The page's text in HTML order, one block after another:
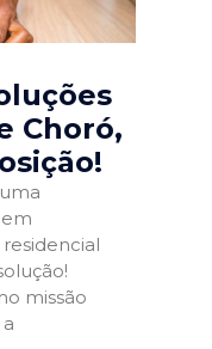
Choró,
em
missão